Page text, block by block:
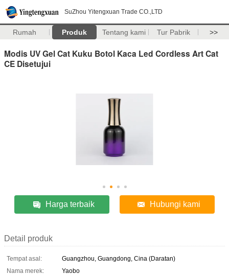
SuZhou Yitengxuan Trade CO.,LTD
Rumah Produk Tentang kami Tur Pabrik >>
Modis UV Gel Cat Kuku Botol Kaca Led Cordless Art Cat
CE Disetujui
Harga terbaik Hubungi kami
Detail produk
Tempat asal:
Guangzhou, Guangdong, Cina (Daratan)
Nama merek:
Yaobo